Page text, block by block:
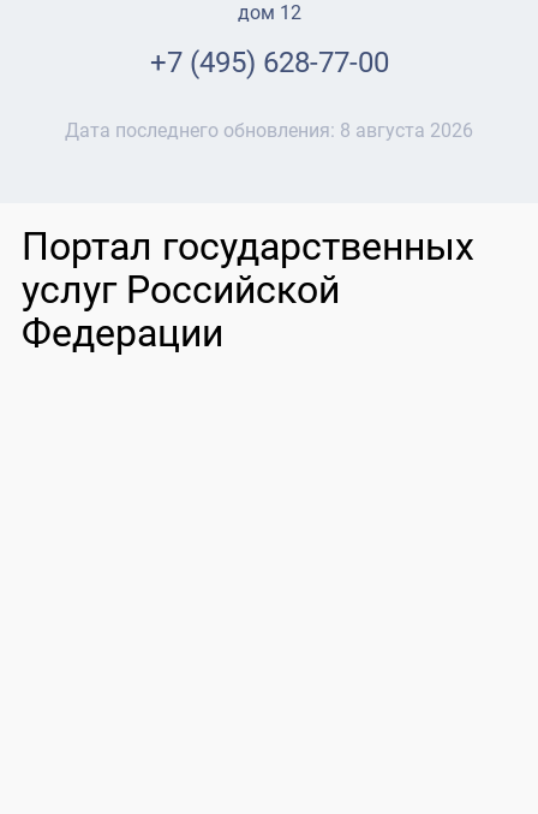
дом 12
+7 (495) 628-77-00
Дата последнего обновления: 8 августа 2026
Портал государственных
услуг Российской
Федерации